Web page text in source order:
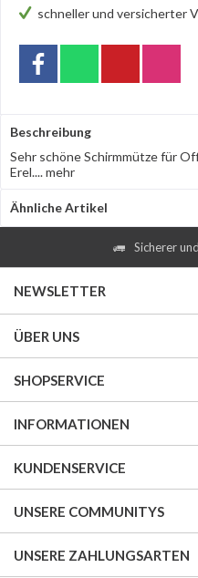
schneller und versicherter
Beschreibung
Sehr schöne Schirmmütze für
Erel....mehr
Ähnliche Artikel
Sicherer
NEWSLETTER
ÜBER UNS
SHOPSERVICE
INFORMATIONEN
KUNDENSERVICE
UNSERE COMMUNITYS
UNSERE ZAHLUNGSARTEN